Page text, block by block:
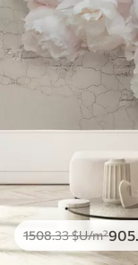
1508.33$U/m²905